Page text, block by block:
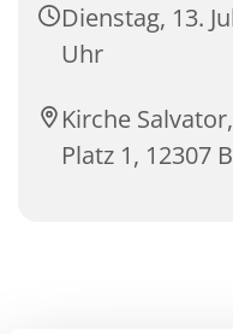
Dienstag, 13.
Uhr
Kirche
Platz 1, 12307